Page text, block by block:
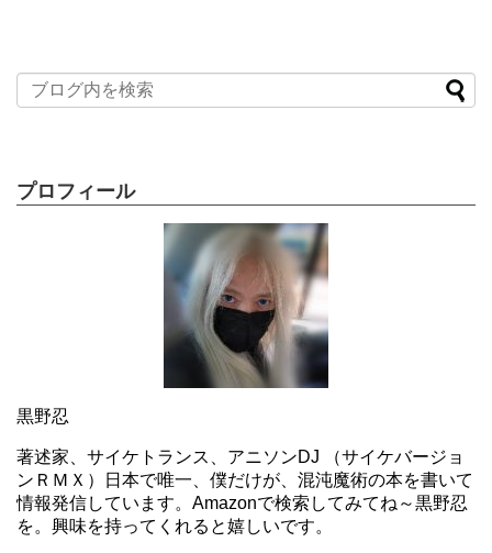
プロフィール
黒野忍
著述家、サイケトランス、アニソンDJ （サイケバージョ
ンＲＭＸ）日本で唯一、僕だけが、混沌魔術の本を書いて
情報発信しています。Amazonで検索してみてね～黒野忍
を。興味を持ってくれると嬉しいです。